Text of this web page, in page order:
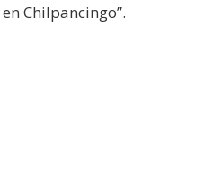
Chilpancingo”.